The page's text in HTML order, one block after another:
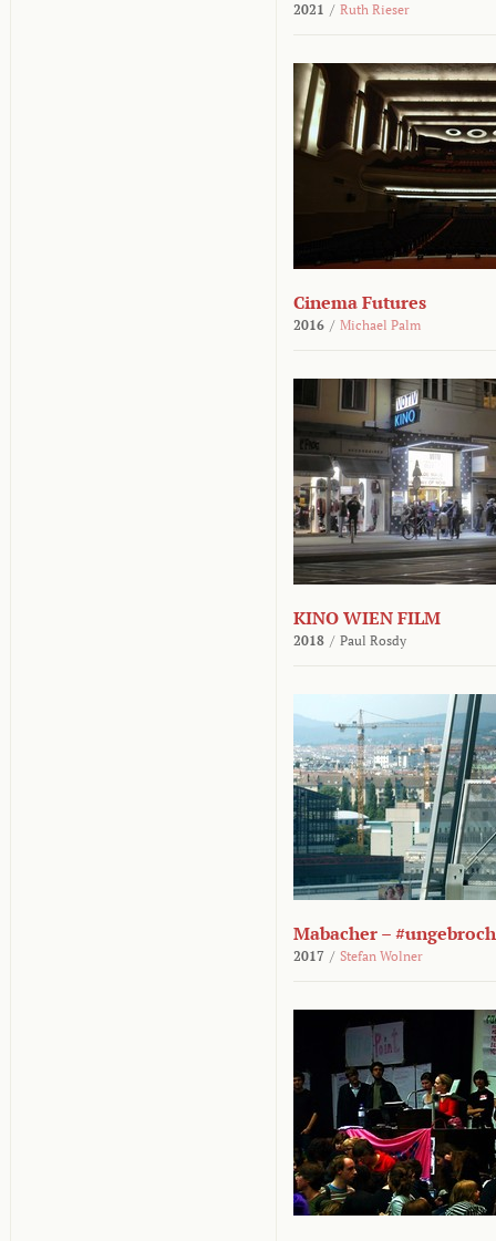
2021 / Ruth Rieser
Cinema Futures
2016 / Michael Palm
KINO WIEN FILM
2018 / Paul Rosdy
Mabacher –
2017 / Stefan Wolner